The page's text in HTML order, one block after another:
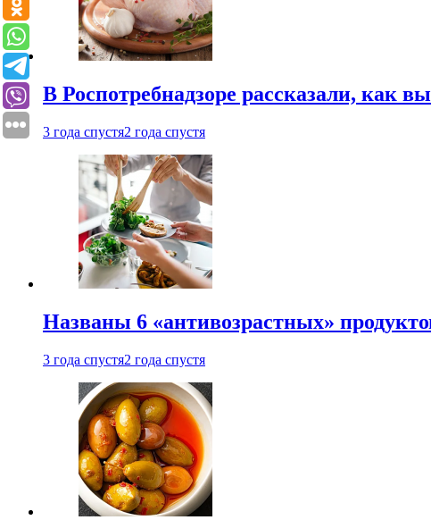
В Роспотребнадзоре рассказали, как
3 года спустя2 года спустя
Названы 6 «антивозрастных»
3 года спустя2 года спустя